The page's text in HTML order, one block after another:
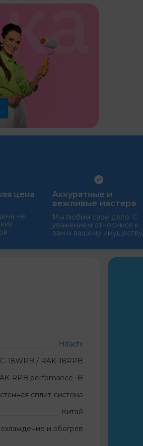
цена
не
Аккуратные и
вежливые мастера
Мы любим свое дело. С
уважением относимся к
вам и вашему имуществу
Hitachi
18WPB / RAK-18RPB
RPB perfomance -B
сплит-система
Китай
охлаждение и обогрев